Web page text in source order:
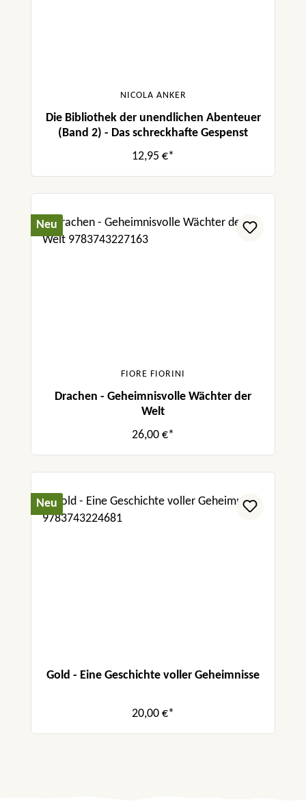
NICOLA ANKER
Die Bibliothek der unendlichen Abenteuer
(Band 2) - Das schreckhafte Gespenst
12,95 €*
Neu
FIORE FIORINI
Drachen - Geheimnisvolle Wächter der
Welt
26,00 €*
Neu
Gold - Eine Geschichte voller Geheimnisse
20,00 €*